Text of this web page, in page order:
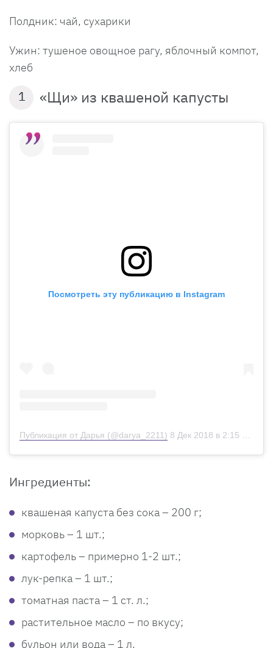
Полдник: чай, сухарики
Ужин: тушеное овощное рагу, яблочный компот,
хлеб
1 «Щи» из квашеной капусты
Посмотреть эту публикацию в Instagram
Публикация от Дарья (@darya_2211) 8 Дек 2018 в 2:15 PST
Ингредиенты:
квашеная капуста без сока – 200 г;
морковь – 1 шт.;
картофель – примерно 1-2 шт.;
лук-репка – 1 шт.;
томатная паста – 1 ст. л.;
растительное масло – по вкусу;
бульон или вода – 1 л.